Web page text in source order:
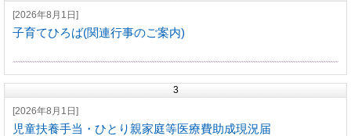
[2026年8月1日]
子育てひろば(関連行事のご案内)
3
[2026年8月1日]
児童扶養手当・ひとり親家庭等医療費助成現況届